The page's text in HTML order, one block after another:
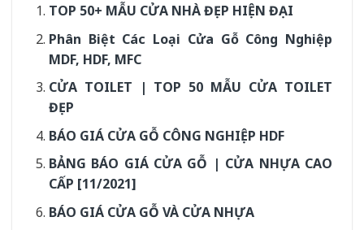
TOP 50+ MẪU CỬA NHÀ ĐẸP HIỆN ĐẠI
Phân Biệt Các Loại Cửa Gỗ Công Nghiệp
MDF, HDF, MFC
CỬA TOILET | TOP 50 MẪU CỬA TOILET
ĐẸP
BÁO GIÁ CỬA GỖ CÔNG NGHIỆP HDF
BẢNG BÁO GIÁ CỬA GỖ | CỬA NHỰA CAO
CẤP [11/2021]
BÁO GIÁ CỬA GỖ VÀ CỬA NHỰA